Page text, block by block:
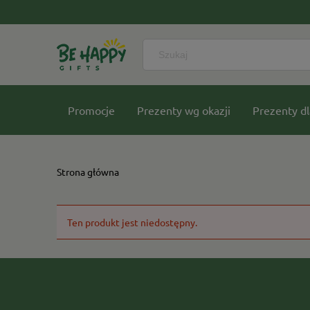
Promocje Prezenty wg okazji Prezenty
Strona główna
Ten produkt jest niedostępny.